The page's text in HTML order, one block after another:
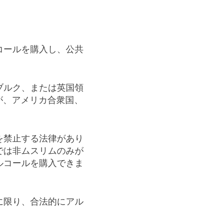
ルを購入し、公共
ク、または英国領
アメリカ合衆国、
止する法律があり
は非ムスリムのみが
ールを購入できま
限り、合法的にアル